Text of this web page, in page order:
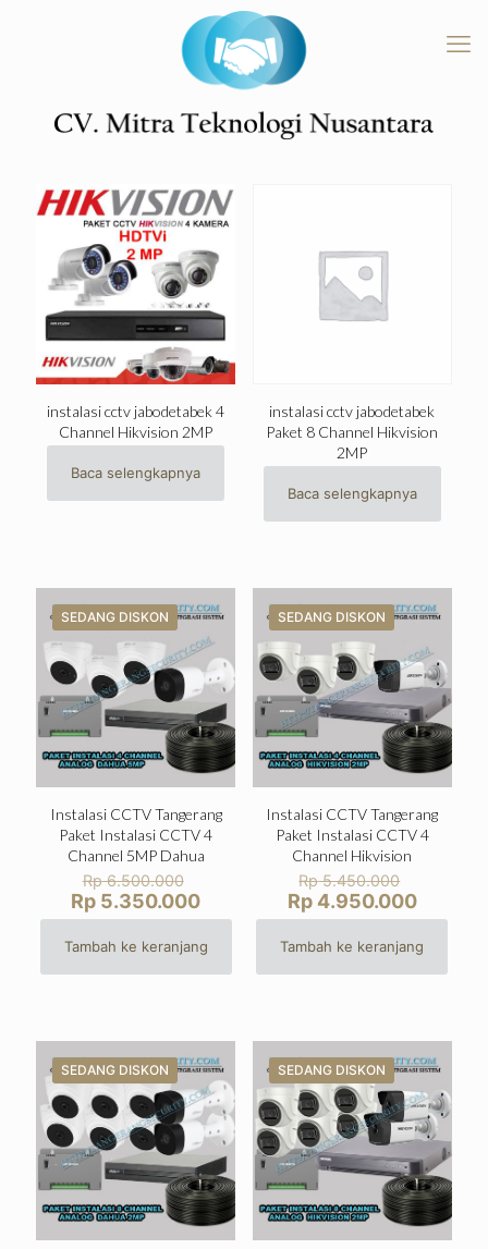
instalasi cctv jabodetabek 4
Channel Hikvision 2MP
Baca selengkapnya
instalasi cctv jabodetabek
Paket 8 Channel Hikvision
2MP
Baca selengkapnya
SEDANG DISKON
Instalasi CCTV Tangerang
Paket Instalasi CCTV 4
Channel 5MP Dahua
Rp6.500.000
aslinya
adalah:
Rp 6.500.000.
Rp 5.350.000Harga
saat
ini
adalah:
Tambah ke keranjang
SEDANG DISKON
Instalasi CCTV Tangerang
Paket Instalasi CCTV 4
Channel Hikvision
Rp5.450.000
aslinya
adalah:
Rp
Rp4.950.000Harga
saat
ini
adalah:
Tambah ke keranjang
SEDANG DISKON SEDANG DISKON